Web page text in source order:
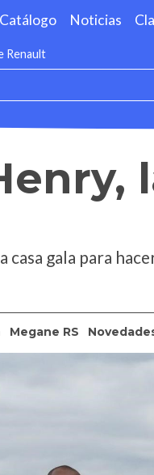
Catálogo Noticias
Renault
gala para
Megane RS